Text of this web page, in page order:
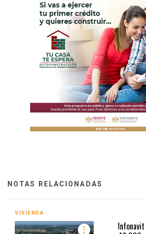
NOTAS RELACIONADAS
VIVIENDA